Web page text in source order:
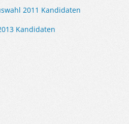
2011 Kandidaten
Kandidaten